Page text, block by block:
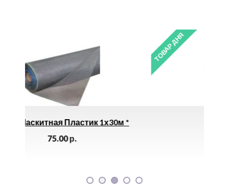
*
ТОВАР ДНЯ
Штуцер 10х15В *